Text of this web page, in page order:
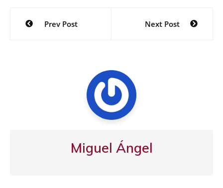
Navegación
Prev Post Next Post
Miguel Ángel